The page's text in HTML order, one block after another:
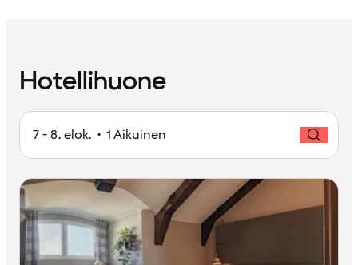
Hotellihuone
7 - 8. elok. • 1 Aikuinen